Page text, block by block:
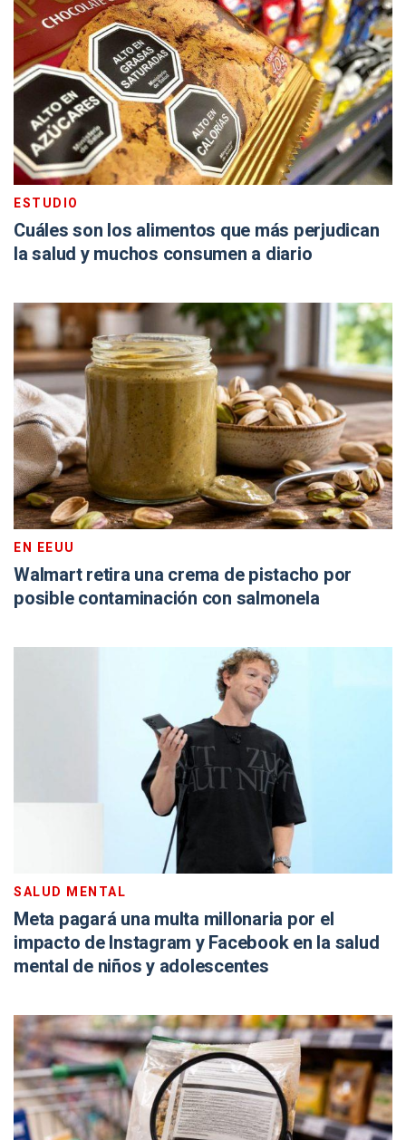
ESTUDIO
Cuáles son los alimentos que más perjudican
la salud y muchos consumen a diario
EN EEUU
Walmart retira una crema de pistacho por
posible contaminación con salmonela
SALUD MENTAL
Meta pagará una multa millonaria por el
impacto de Instagram y Facebook en la salud
mental de niños y adolescentes